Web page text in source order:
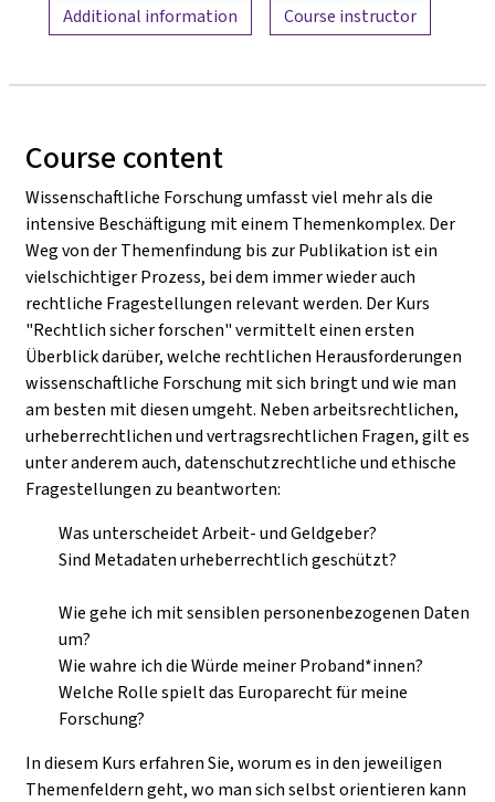
Additional information
Course instructor
Course content
Wissenschaftliche Forschung umfasst viel mehr als die
intensive Beschäftigung mit einem Themenkomplex. Der
Weg von der Themenfindung bis zur Publikation ist ein
vielschichtiger Prozess, bei dem immer wieder auch
rechtliche Fragestellungen relevant werden. Der Kurs
"Rechtlich sicher forschen" vermittelt einen ersten
Überblick darüber, welche rechtlichen Herausforderungen
wissenschaftliche Forschung mit sich bringt und wie man
am besten mit diesen umgeht. Neben arbeitsrechtlichen,
urheberrechtlichen und vertragsrechtlichen Fragen, gilt es
unter anderem auch, datenschutzrechtliche und ethische
Fragestellungen zu beantworten:
Wasunterscheidet Arbeit- und Geldgeber?
Sind Metadaten urheberrechtlich geschützt?
Wie gehe ich mit sensiblen personenbezogenen Daten
um?
Wie wahre ich die Würde meiner Proband*innen?
Welche Rolle spielt das Europarecht für meine
Forschung?
In diesem Kurs erfahren Sie, worum es in den jeweiligen
Themenfeldern geht, wo man sich selbst orientieren kann